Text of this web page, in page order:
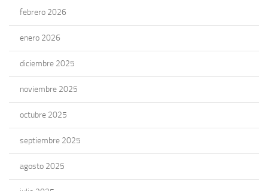
febrero 2026
enero 2026
diciembre 2025
noviembre 2025
octubre 2025
septiembre 2025
agosto 2025